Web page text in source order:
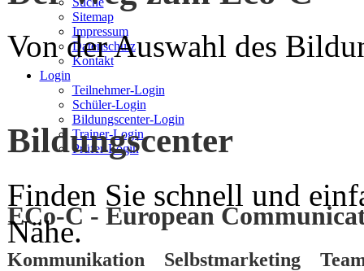
Sitemap
Impressum
Datenschutz
Kontakt
Login
Teilnehmer-Login
Schüler-Login
Bildungscenter-Login
Trainer-Login
Prüfer-Login
ECo-C - European
Kommunikation Selbstmarketing
Von der Auswahl des
Bildungscenter
Finden Sie schnell und
Nähe.